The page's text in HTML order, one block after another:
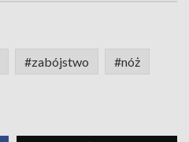
#zabójstwo #nóż